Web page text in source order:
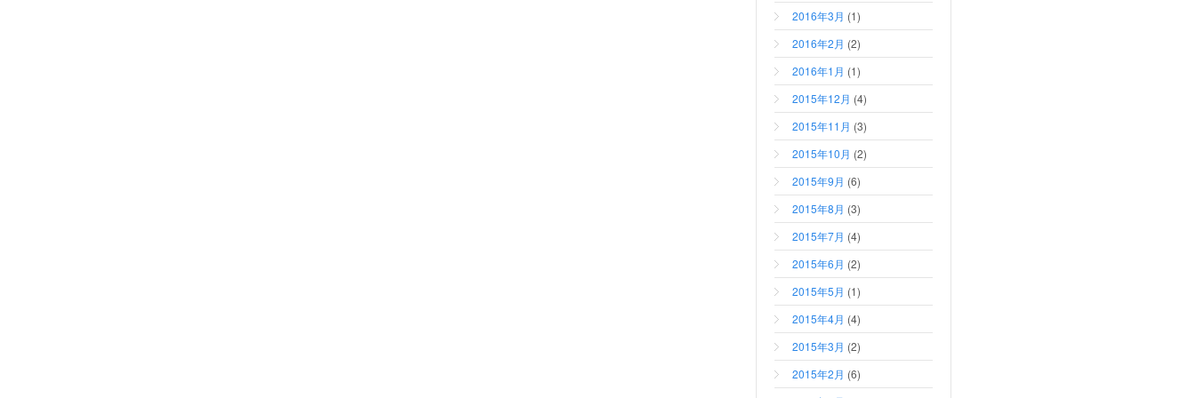
2016年3月 (1)
2016年2月 (2)
2016年1月 (1)
2015年12月 (4)
2015年11月 (3)
2015年10月 (2)
2015年9月 (6)
2015年8月 (3)
2015年7月 (4)
2015年6月 (2)
2015年5月 (1)
2015年4月 (4)
2015年3月 (2)
2015年2月 (6)